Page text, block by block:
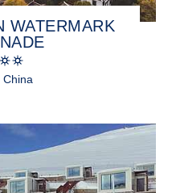
WATERMARK
China